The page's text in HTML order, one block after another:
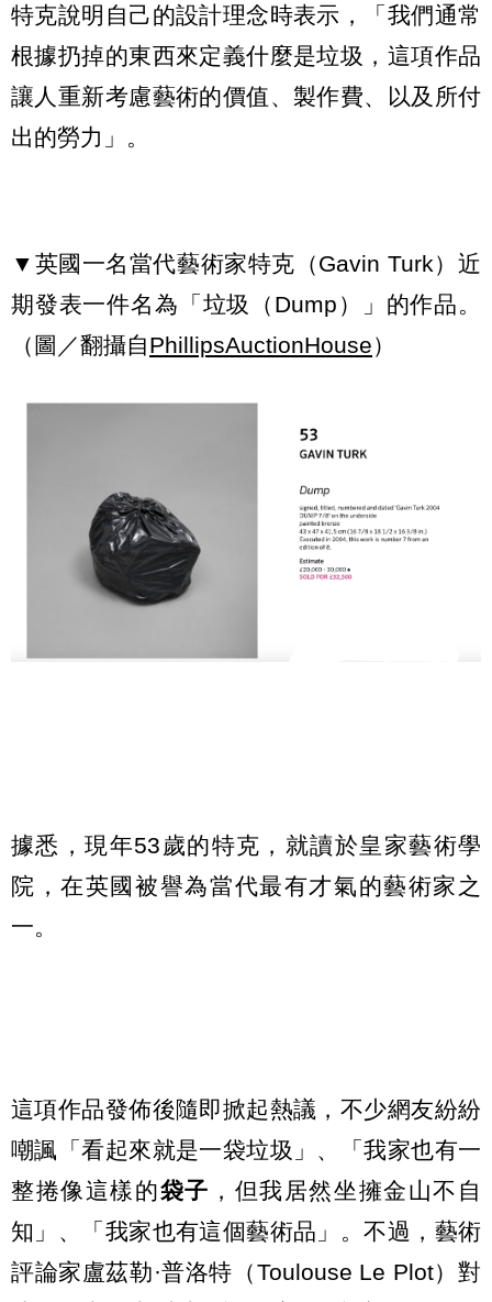
特克說明自己的設計理念時表示，「我們通常
根據扔掉的東西來定義什麼是垃圾，這項作品
讓人重新考慮藝術的價值、製作費、以及所付
出的勞力」。
▼英國一名當代藝術家特克（Gavin Turk）近
期發表一件名為「垃圾（Dump）」的作品。
（圖／翻攝自PhillipsAuctionHouse）
據悉，現年53歲的特克，就讀於皇家藝術學
院，在英國被譽為當代最有才氣的藝術家之
一。
這項作品發佈後隨即掀起熱議，不少網友紛紛
嘲諷「看起來就是一袋垃圾」、「我家也有一
整捲像這樣的袋子 ，但我居然坐擁金山不自
知」、「我家也有這個藝術品」。不過，藝術
評論家盧茲勒·普洛特（Toulouse Le Plot）對